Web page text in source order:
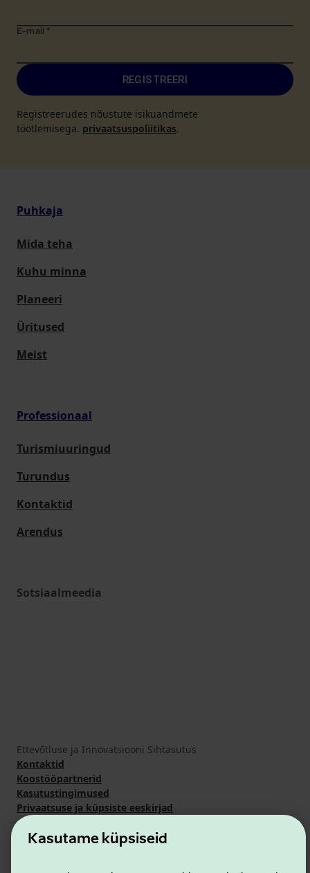
Kasutame küpsiseid
E-mail *
REGISTREERI
Registreerudes nõustute isikuandmete
töötlemisega. privaatsuspoliitikas.
Puhkaja
Mida teha
Kuhu minna
Planeeri
Üritused
Meist
Professionaal
Turismiuuringud
Turundus
Kontaktid
Arendus
Sotsiaalmeedia
Ettevõtluse ja Innovatsiooni Sihtasutus
Kontaktid
Koostööpartnerid
Kasutustingimused
Privaatsuse ja küpsiste eeskirjad